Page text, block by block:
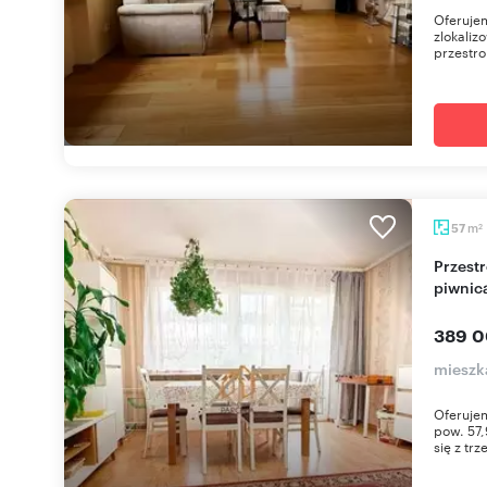
57 m2
Przestronne 3-pokojowe mieszkanie z balkonem i
389
pow.
się z